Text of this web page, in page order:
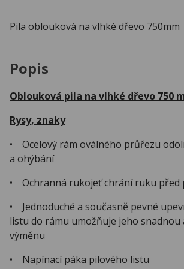
Pila oblouková na vlhké dřevo 750mm
Popis
Oblouková pila na vlhké dřevo 750
Rysy, znaky
• Ocelový rám oválného průřezu
a ohýbání
• Ochranná rukojeť chrání ruku před
• Jednoduché a současně pevné
listu do rámu umožňuje jeho snadnou
výměnu
• Napínací páka pilového listu